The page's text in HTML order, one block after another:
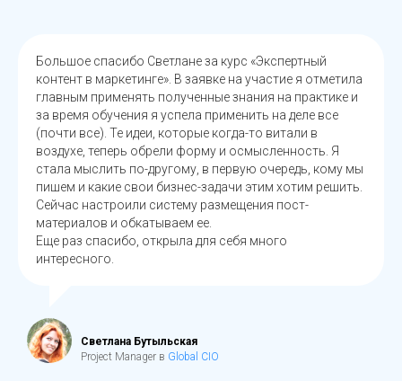
Большое спасибо Светлане за курс «Экспертный
контент в маркетинге». В заявке на участие я отметила
главным применять полученные знания на практике и
за время обучения я успела применить на деле все
(почти все). Те идеи, которые когда-то витали в
воздухе, теперь обрели форму и осмысленность. Я
стала мыслить по-другому, в первую очередь, кому мы
пишем и какие свои бизнес-задачи этим хотим решить.
Сейчас настроили систему размещения пост-
материалов и обкатываем ее.
Еще раз спасибо, открыла для себя много
интересного.
Светлана Бутыльская
Project Manager в Global CIO